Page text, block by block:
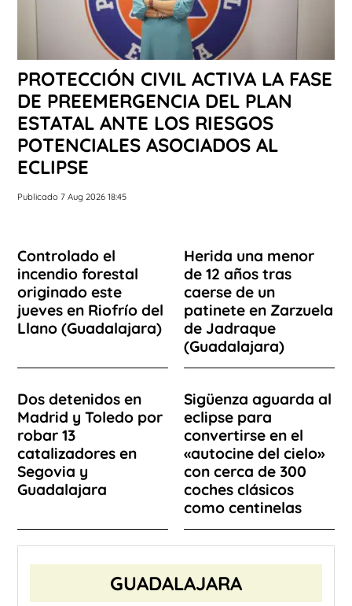
PROTECCIÓN CIVIL ACTIVA LA FASE
DE PREEMERGENCIA DEL PLAN
ESTATAL ANTE LOS RIESGOS
POTENCIALES ASOCIADOS AL
ECLIPSE
Publicado 7 Aug 2026 18:45
Controlado el
incendio forestal
originado este
jueves en Riofrío del
Llano (Guadalajara)
Herida una menor
de 12 años tras
caerse de un
patinete en Zarzuela
de Jadraque
(Guadalajara)
Dos detenidos en
Madrid y Toledo por
robar 13
catalizadores en
Segovia y
Guadalajara
Sigüenza aguarda al
eclipse para
convertirse en el
«autocine del cielo»
con cerca de 300
coches clásicos
como centinelas
GUADALAJARA